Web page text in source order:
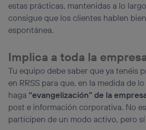
estas prácticas, mantenidas a lo
consigue que los clientes hablen
espontánea.
Implica a toda la
Tu equipo debe saber que ya tenéis
en RRSS para que, en la medida de
haga “evangelización” de la
post e información corporativa. No
participen de un modo activo, pero